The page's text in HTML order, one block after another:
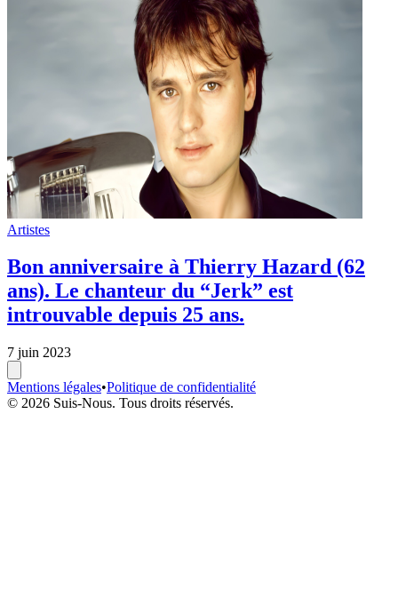
Artistes
Bon anniversaire à Thierry Hazard (62
ans). Le chanteur du “Jerk” est
introuvable depuis 25 ans.
7 juin 2023
Mentions légales•Politique de confidentialité
© 2026 Suis-Nous. Tous droits réservés.